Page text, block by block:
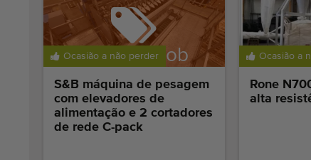
Ocasião a não perder
Vendido sob
reserva
S&B máquina de pesagem
com elevadores de
alimentação e 2 cortadores
de rede C-pack
Ocasião a
Rone
alta